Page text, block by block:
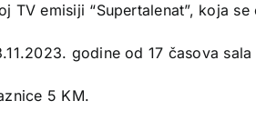
TV emisiji “Supertalenat”, koja
godine od 17 časova
5 KM.